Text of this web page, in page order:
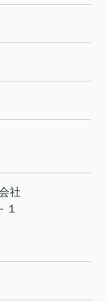
社
１